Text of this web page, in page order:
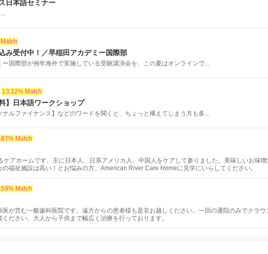
日本語セミナー
み受付中！／早稲田アカデミー国際部
国際部が例年海外で実施している受験講演会を、この夏はオンラインで...
13.12% Match
】日本語ワークショップ
ナルファイナンス】などのワードを聞くと、ちょっと構えてしまう方も多...
Match
アホームです。主に日本人、日系アメリカ人、中国人をケアして参りました。美味しいお味
福祉施設は高い！とお悩みの方。American River Care Homeに見学にいらしてください。
Match
が営む一般歯科医院です。遠方からの患者様も是非お越しください。一回の通院のみでクラウ
ださい。大人から子供まで幅広く治療を行っております。